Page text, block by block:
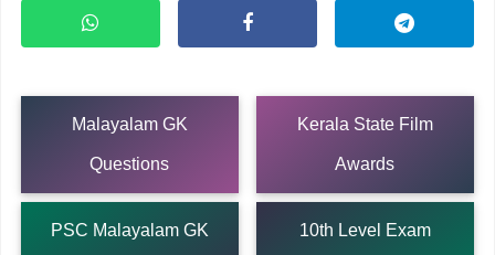
Malayalam GK
Questions
Kerala State Film
Awards
PSC Malayalam GK 10th Level Exam